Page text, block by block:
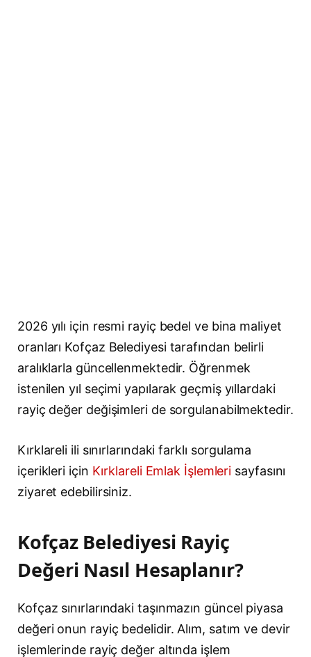
2026 yılı için resmi rayiç bedel ve bina maliyet
oranları Kofçaz Belediyesi tarafından belirli
aralıklarla güncellenmektedir. Öğrenmek
istenilen yıl seçimi yapılarak geçmiş yıllardaki
rayiç değer değişimleri de sorgulanabilmektedir.
Kırklareli ili sınırlarındaki farklı sorgulama
içerikleri için Kırklareli Emlak İşlemleri sayfasını
ziyaret edebilirsiniz.
Kofçaz Belediyesi Rayiç
Değeri Nasıl Hesaplanır?
Kofçaz sınırlarındaki taşınmazın güncel piyasa
değeri onun rayiç bedelidir. Alım, satım ve devir
işlemlerinde rayiç değer altında işlem